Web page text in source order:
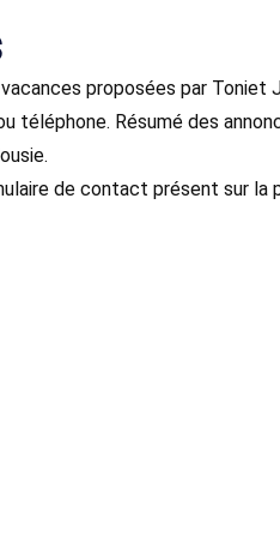
proposées par Toniet
Résumé des
de contact présent sur la